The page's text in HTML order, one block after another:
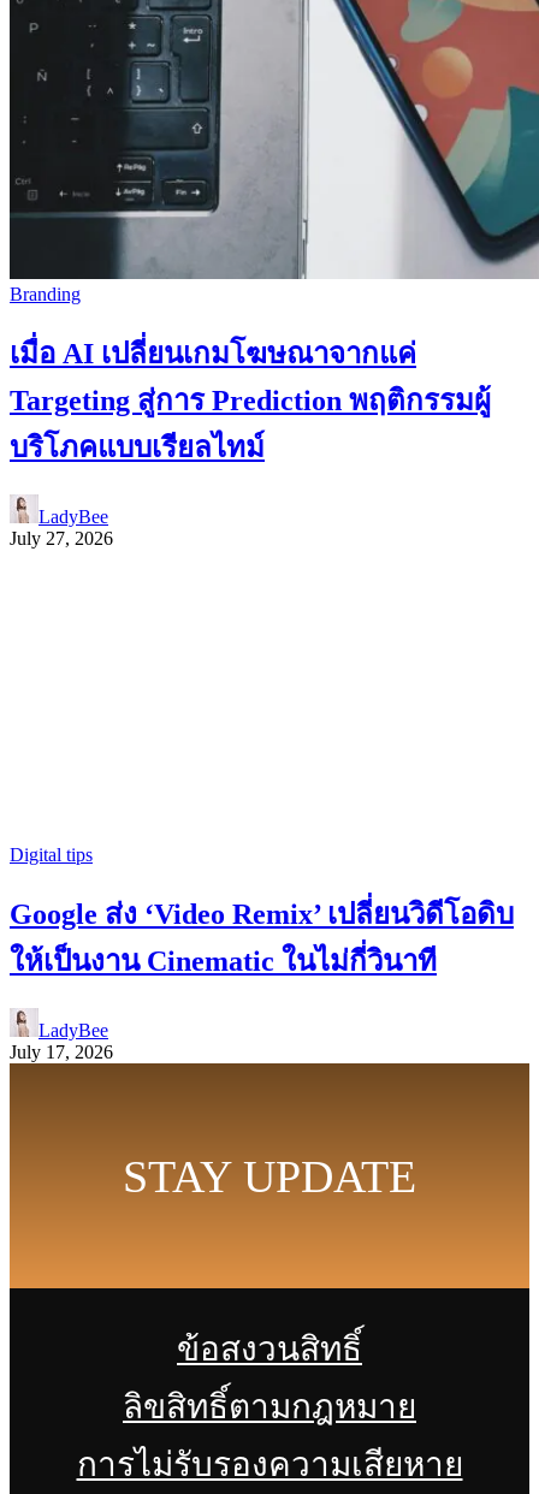
Branding
เมื่อ AI เปลี่ยนเกมโฆษณาจากแค่
Targeting สู่การ Prediction พฤติกรรมผู้
บริโภคแบบเรียลไทม์
LadyBee
July 27, 2026
Digital tips
Google ส่ง ‘Video Remix’ เปลี่ยนวิดีโอดิบ
ให้เป็นงาน Cinematic ในไม่กี่วินาที
LadyBee
July 17, 2026
STAY UPDATE
ข้อสงวนสิทธิ์
ลิขสิทธิ์ตามกฎหมาย
การไม่รับรองความเสียหาย